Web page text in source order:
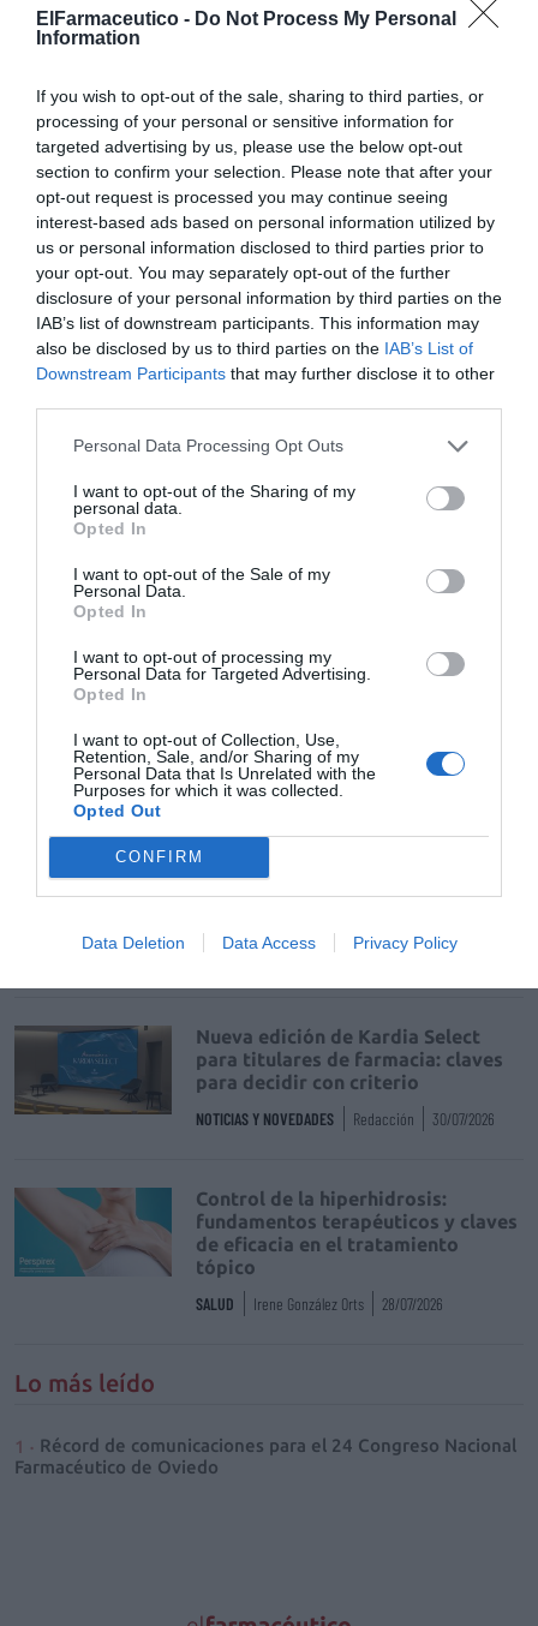
ElFarmaceutico - Do Not Process My Personal
Information
If you wish to opt-out of the sale, sharing to third parties, or
processing of your personal or sensitive information for
targeted advertising by us, please use the below opt-out
section to confirm your selection. Please note that after your
opt-out request is processed you may continue seeing
interest-based ads based on personal information utilized by
us or personal information disclosed to third parties prior to
your opt-out. You may separately opt-out of the further
disclosure of your personal information by third parties on the
IAB’s list of downstream participants. This information may
also be disclosed by us to third parties on the IAB’s List of
Downstream Participants that may further disclose it to other
Personal Data Processing Opt Outs
I want to opt-out of the Sharing of my
personal data.
Opted In
I want to opt-out of the Sale of my
Personal Data.
Opted In
I want to opt-out of processing my
Personal Data for Targeted Advertising.
Opted In
I want to opt-out of Collection, Use,
Retention, Sale, and/or Sharing of my
Personal Data that Is Unrelated with the
Purposes for which it was collected.
Opted Out
CONFIRM
Data Deletion Data Access Privacy Policy
Regístrate gratis para
Farmacéutico
REGÍSTRATE INICIAR SESIÓN
Tags
Paciente frágil anciano frágil
Farmacia comunitaria farmacia asistencial
Destacados
La venta online de medicamentos
de uso humano: seguridad y
DIGITAL Isabel Marín Moral 28/07/2026
24 Congreso Nacional
Farmacéutico de Oviedo
NOTICIAS Y NOVEDADES Redacción 30/07/2026
Nueva edición de Kardia Select
para titulares de farmacia: claves
para decidir con criterio
NOTICIAS Y NOVEDADES Redacción 30/07/2026
Control de la hiperhidrosis:
fundamentos terapéuticos y claves
de eficacia en el tratamiento
tópico
SALUD Irene González Orts 28/07/2026
Lo más leído
Récord de comunicaciones para el 24 Congreso Nacional
Farmacéutico de Oviedo